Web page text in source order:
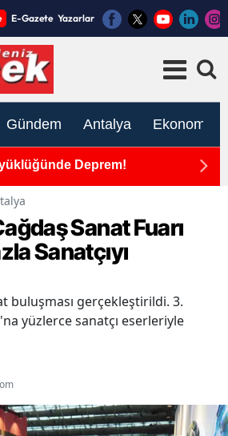
E-Gazete Yazarlar
Gündem Antalya Ekonomi
Deprem!
Sanat Fuarı
Sanatçıyı
buluşması gerçekleştirildi. 3.
yüzlerce sanatçı eserleriyle